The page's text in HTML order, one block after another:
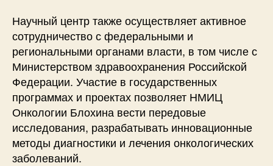
Научный центр также осуществляет активное
сотрудничество с федеральными и
региональными органами власти, в том числе с
Министерством здравоохранения Российской
Федерации. Участие в государственных
программах и проектах позволяет НМИЦ
Онкологии Блохина вести передовые
исследования, разрабатывать инновационные
методы диагностики и лечения онкологических
заболеваний.